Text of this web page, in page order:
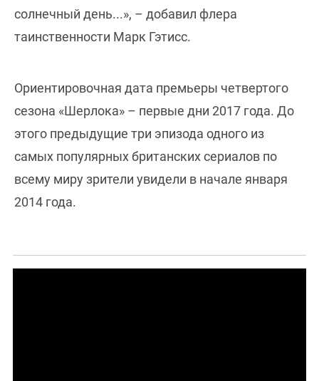
солнечный день...», – добавил флера
таинственности Марк Гэтисс.
Ориентировочная дата премьеры четвертого
сезона «Шерлока» – первые дни 2017 года. До
этого предыдущие три эпизода одного из
самых популярных британских сериалов по
всему миру зрители увидели в начале января
2014 года.